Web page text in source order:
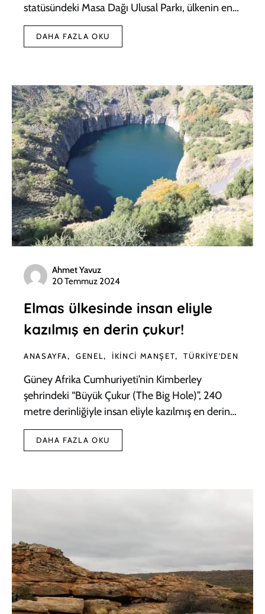
statüsündeki Masa Dağı Ulusal Parkı, ülkenin en…
DAHA FAZLA OKU
Ahmet Yavuz
20 Temmuz 2024
Elmas ülkesinde insan eliyle
kazılmış en derin çukur!
ANASAYFA GENEL İKINCI MANŞET TÜRKIYE'DEN
Güney Afrika Cumhuriyeti’nin Kimberley
şehrindeki “Büyük Çukur (The Big Hole)”, 240
metre derinliğiyle insan eliyle kazılmış en derin…
DAHA FAZLA OKU